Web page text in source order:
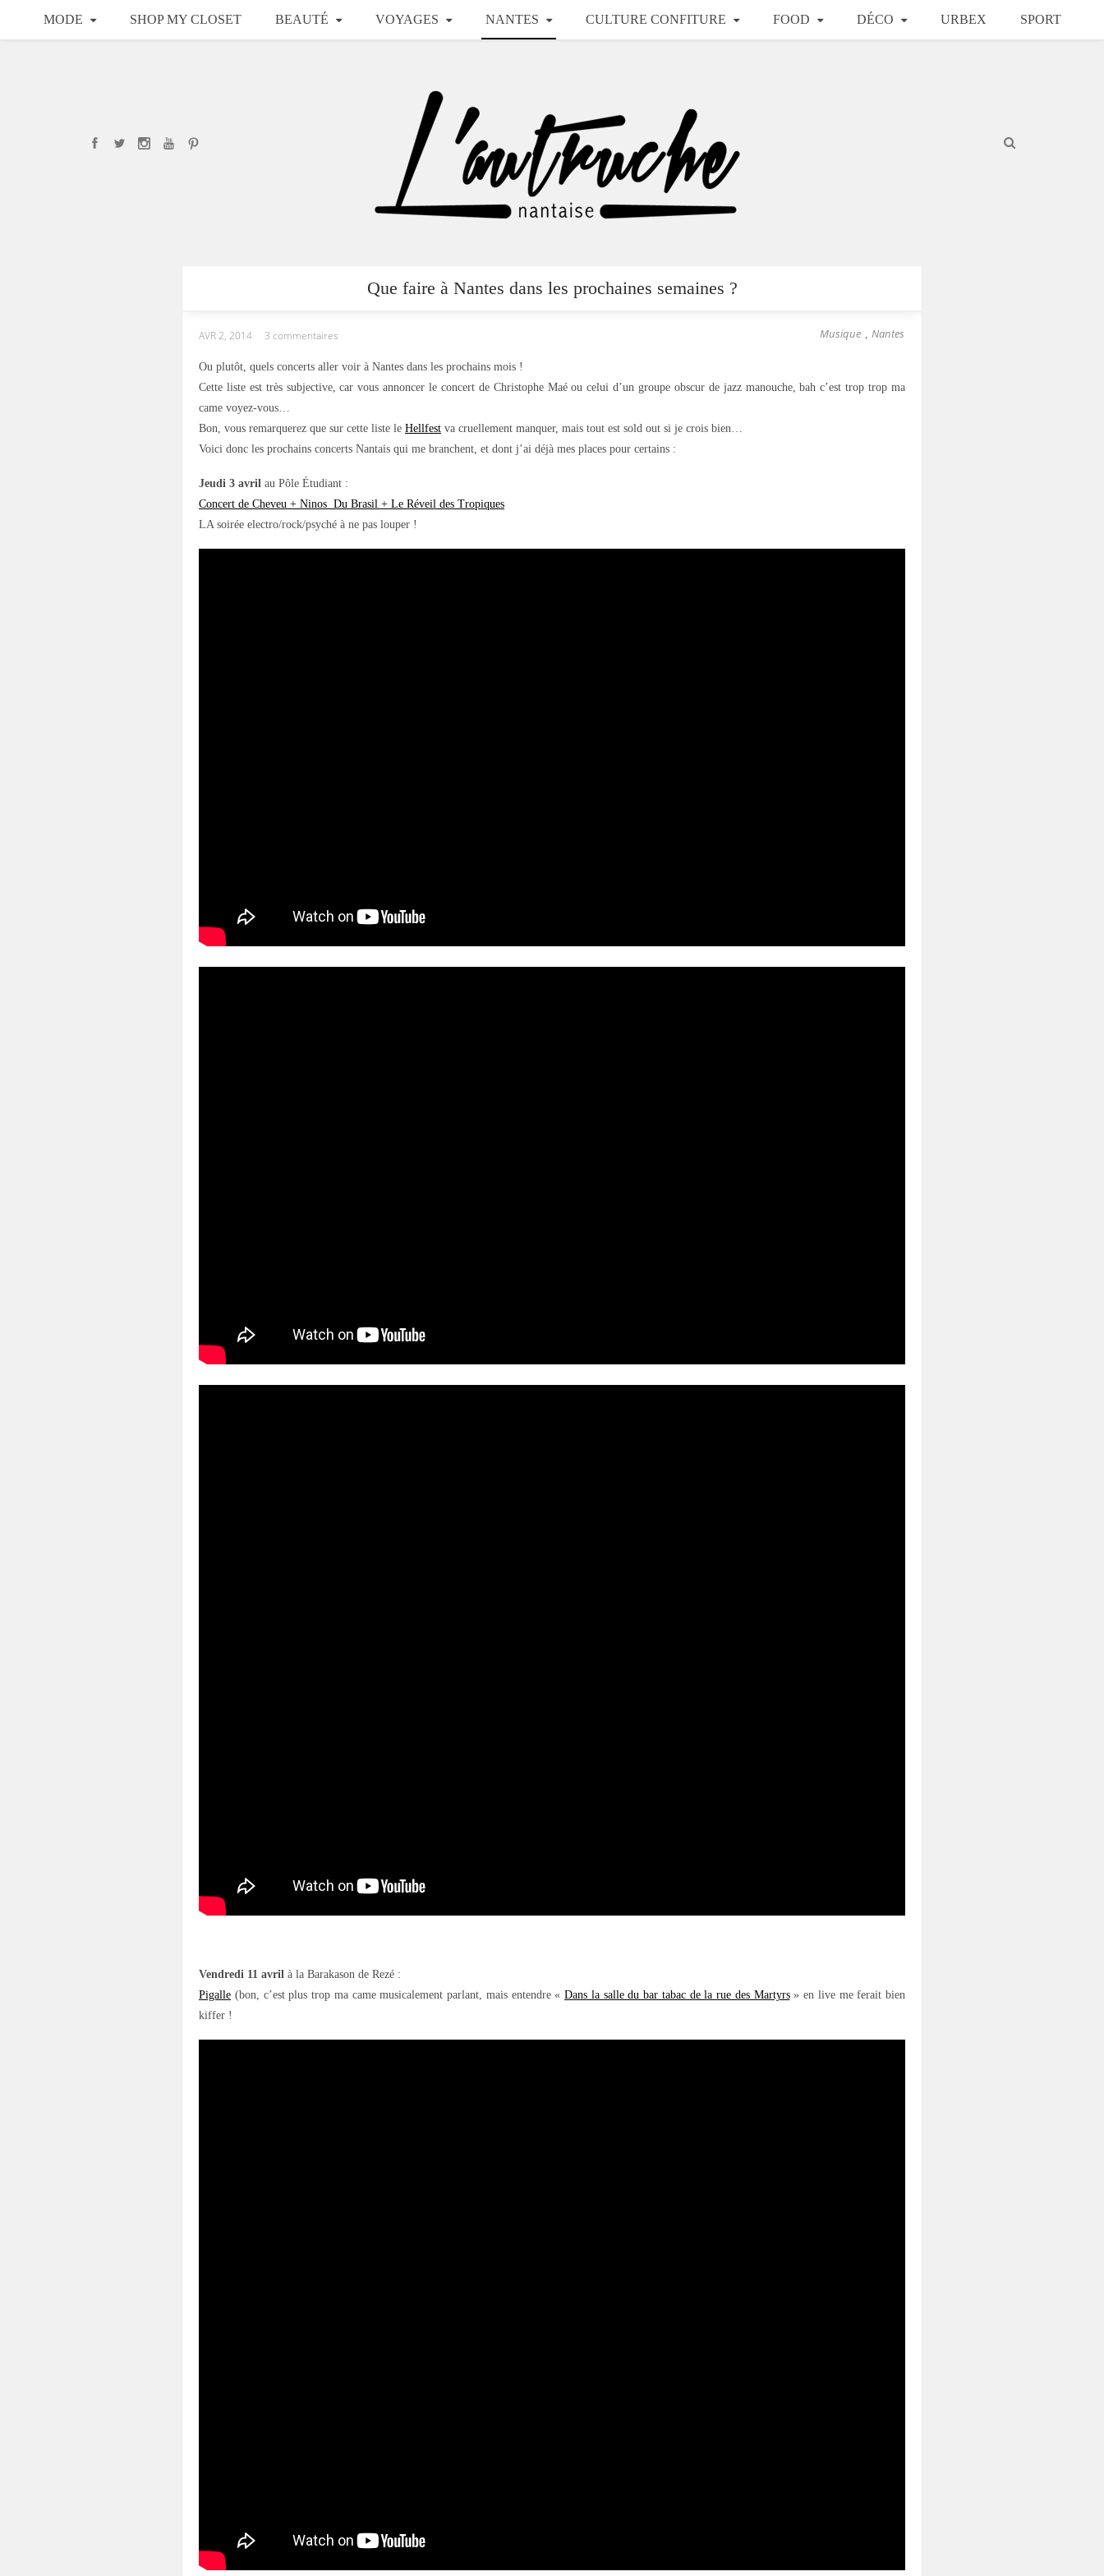
MODE SHOP MY CLOSET BEAUTÉ VOYAGES NANTES CULTURE CONFITURE FOOD DÉCO URBEX SPORT
Que faire à Nantes dans les prochaines semaines ?
Musique , Nantes
AVR 2, 2014 3 commentaires
Ou plutôt, quels concerts aller voir à Nantes dans les prochains mois !
Cette liste est très subjective, car vous annoncer le concert de Christophe Maé ou celui d’un groupe obscur de jazz manouche, bah c’est trop trop ma
came voyez-vous…
Bon, vous remarquerez que sur cette liste le Hellfest va cruellement manquer, mais tout est sold out si je crois bien…
Voici donc les prochains concerts Nantais qui me branchent, et dont j’ai déjà mes places pour certains :
Jeudi 3 avril au Pôle Étudiant :
Concert de Cheveu + Ninos Du Brasil + Le Réveil des Tropiques
LA soirée electro/rock/psyché à ne pas louper !
Vendredi 11 avril à la Barakason de Rezé :
Pigalle (bon, c’est plus trop ma came musicalement parlant, mais entendre « Dans la salle du bar tabac de la rue des Martyrs» en live me ferait bien
kiffer !